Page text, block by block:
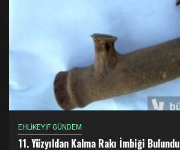
EHLİKEYİF GÜNDEM
11. Yüzyıldan Kalma Rakı İmbiği Bulundu